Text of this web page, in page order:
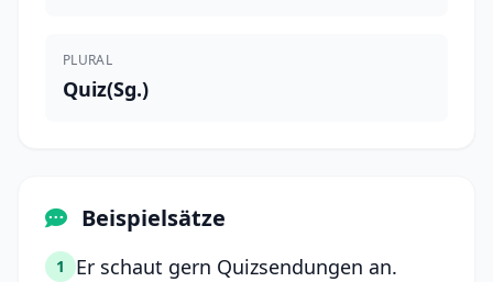
PLURAL
Quiz(Sg.)
Beispielsätze
1 Er schaut gern Quizsendungen an.